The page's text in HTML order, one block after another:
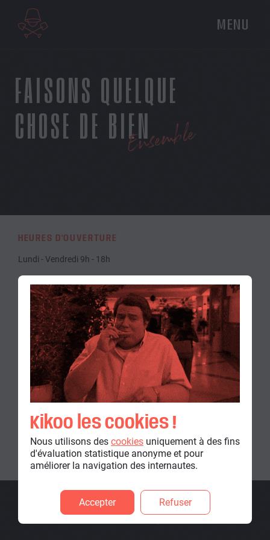
Kikoo les cookies !
Nous utilisons des cookies uniquement à des fins
d'évaluation statistique anonyme et pour
améliorer la navigation des internautes.
Accepter Refuser
MENU
FAISONS QUELQUE
CHOSE DE BIENEnsemble
HEURES D'OUVERTURE
Lundi - Vendredi 9h - 18h
ADRESSE
NANTES
11 Rue la Tour d'Auvergne,
Nantes 44200
France
CONTACT
02 40 58 21 16
contact@bakasable.fr